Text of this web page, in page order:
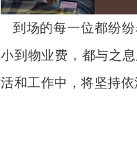
到场的每一位都纷
小到物业费，都与之
活和工作中，将坚持